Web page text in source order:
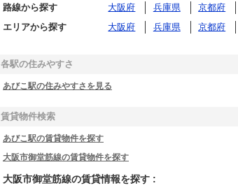
路線から探す 大阪府 兵庫県 京都府
エリアから探す
大阪府 兵庫県 京都府
各駅の住みやすさ
あびこ駅の住みやすさを見る
賃貸物件検索
あびこ駅の賃貸物件を探す
大阪市御堂筋線の賃貸物件を探す
大阪市御堂筋線の賃貸情報を探す :